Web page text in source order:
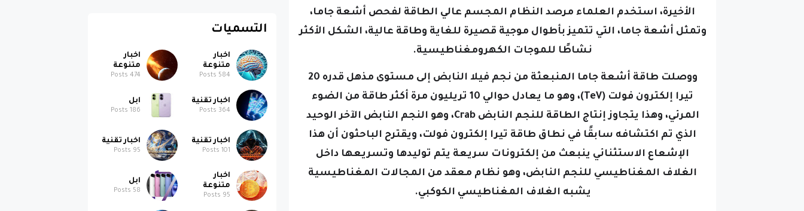
الأخيرة، استخدم العلماء مرصد النظام المجسم عالي الطاقة لفحص أشعة جاما،
وتمثل أشعة جاما، التي تتميز بأطوال موجية قصيرة للغاية وطاقة عالية، الشكل الأكثر
نشاطًا للموجات الكهرومغناطيسية.
ووصلت طاقة أشعة جاما المنبعثة من نجم فيلا النابض إلى مستوى مذهل قدره 20
تيرا إلكترون فولت (TeV)، وهو ما يعادل حوالي 10 تريليون مرة أكثر طاقة من الضوء
المرئي، وهذا يتجاوز إنتاج الطاقة للنجم النابض Crab، وهو النجم النابض الآخر الوحيد
الذي تم اكتشافه سابقًا في نطاق طاقة تيرا إلكترون فولت، ويقترح الباحثون أن هذا
الإشعاع الاستثنائي ينبعث من إلكترونات سريعة يتم توليدها وتسريعها داخل
الغلاف المغناطيسي للنجم النابض، وهو نظام معقد من المجالات المغناطيسية
يشبه الغلاف المغناطيسي الكوكبي.
التسميات
اخبار
متنوعة
584
اخبار
متنوعة
474
اخبار تقنية
364
ابل
186
اخبار تقنية
101
اخبار تقنية
95
اخبار
متنوعة
95
ابل
58